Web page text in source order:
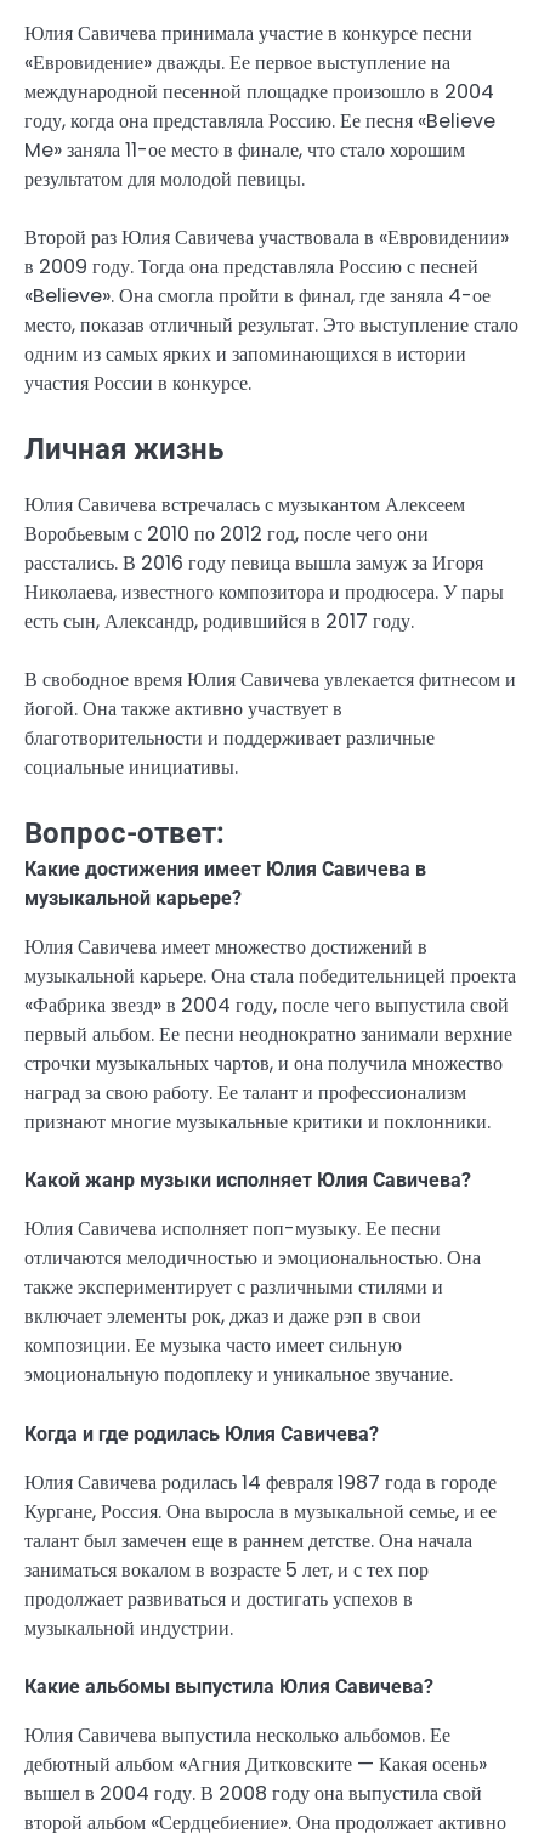
Юлия Савичева принимала участие в конкурсе песни
«Евровидение» дважды. Ее первое выступление на
международной песенной площадке произошло в 2004
году, когда она представляла Россию. Ее песня «Believe
Me» заняла 11-ое место в финале, что стало хорошим
результатом для молодой певицы.
Второй раз Юлия Савичева участвовала в «Евровидении»
в 2009 году. Тогда она представляла Россию с песней
«Believe». Она смогла пройти в финал, где заняла 4-ое
место, показав отличный результат. Это выступление стало
одним из самых ярких и запоминающихся в истории
участия России в конкурсе.
Личная жизнь
Юлия Савичева встречалась с музыкантом Алексеем
Воробьевым с 2010 по 2012 год, после чего они
расстались. В 2016 году певица вышла замуж за Игоря
Николаева, известного композитора и продюсера. У пары
есть сын, Александр, родившийся в 2017 году.
В свободное время Юлия Савичева увлекается фитнесом и
йогой. Она также активно участвует в
благотворительности и поддерживает различные
социальные инициативы.
Вопрос-ответ:
Какие достижения имеет Юлия Савичева в
музыкальной карьере?
Юлия Савичева имеет множество достижений в
музыкальной карьере. Она стала победительницей проекта
«Фабрика звезд» в 2004 году, после чего выпустила свой
первый альбом. Ее песни неоднократно занимали верхние
строчки музыкальных чартов, и она получила множество
наград за свою работу. Ее талант и профессионализм
признают многие музыкальные критики и поклонники.
Какой жанр музыки исполняет Юлия Савичева?
Юлия Савичева исполняет поп-музыку. Ее песни
отличаются мелодичностью и эмоциональностью. Она
также экспериментирует с различными стилями и
включает элементы рок, джаз и даже рэп в свои
композиции. Ее музыка часто имеет сильную
эмоциональную подоплеку и уникальное звучание.
Когда и где родилась Юлия Савичева?
Юлия Савичева родилась 14 февраля 1987 года в городе
Кургане, Россия. Она выросла в музыкальной семье, и ее
талант был замечен еще в раннем детстве. Она начала
заниматься вокалом в возрасте 5 лет, и с тех пор
продолжает развиваться и достигать успехов в
музыкальной индустрии.
Какие альбомы выпустила Юлия Савичева?
Юлия Савичева выпустила несколько альбомов. Ее
дебютный альбом «Агния Дитковските — Какая осень»
вышел в 2004 году. В 2008 году она выпустила свой
второй альбом «Сердцебиение». Она продолжает активно